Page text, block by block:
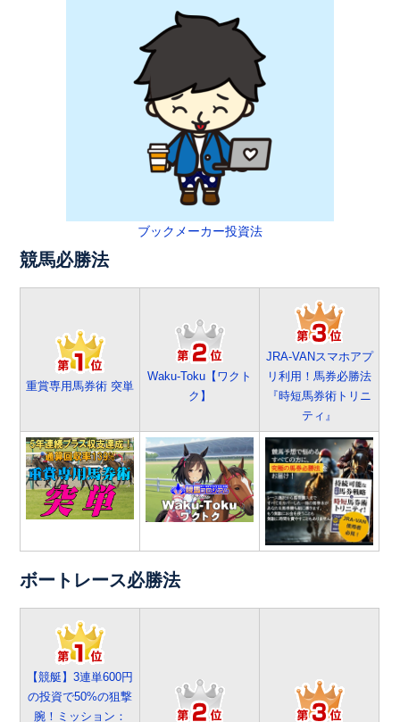
ブックメーカー投資法
競馬必勝法
重賞専用馬券術 突単
Waku-Toku【ワクト
ク】
JRA-VANスマホアプ
リ利用！馬券必勝法
『時短馬券術トリニ
ティ』
ボートレース必勝法
【競艇】3連単600円
の投資で50%の狙撃
腕！ミッション：